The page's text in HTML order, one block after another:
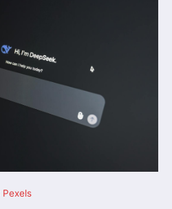
Pexels